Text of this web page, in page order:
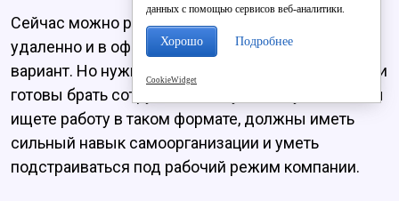
Сейчас можно работать удаленно, частично
удаленно и в офисе – для каждого есть свой
вариант. Но нужно учитывать, что не все компании
готовы брать сотрудников на удалёнку. И если вы
ищете работу в таком формате, должны иметь
сильный навык самоорганизации и уметь
подстраиваться под рабочий режим компании.
данных с помощью сервисов веб-аналитики.
Хорошо Подробнее
CookieWidget